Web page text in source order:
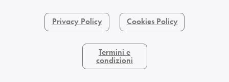
Privacy Policy Cookies Policy
Termini e
condizioni